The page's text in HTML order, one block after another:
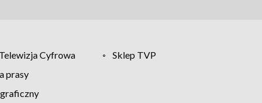
Cyfrowa
Sklep TVP
prasy